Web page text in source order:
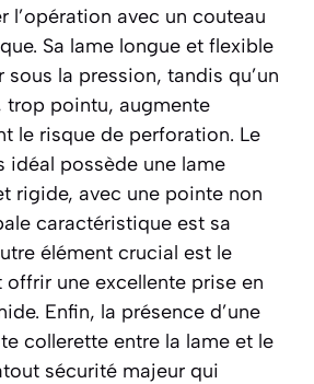
l’opération avec un couteau
Sa lame longue et flexible
la pression, tandis qu’un
trop pointu, augmente
le risque de perforation. Le
idéal possède une lame
rigide, avec une pointe non
caractéristique est sa
élément crucial est le
une excellente prise en
Enfin, la présence d’une
collerette entre la lame et le
sécurité majeur qui